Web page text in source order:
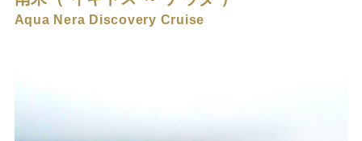
Aqua Nera Discovery Cruise